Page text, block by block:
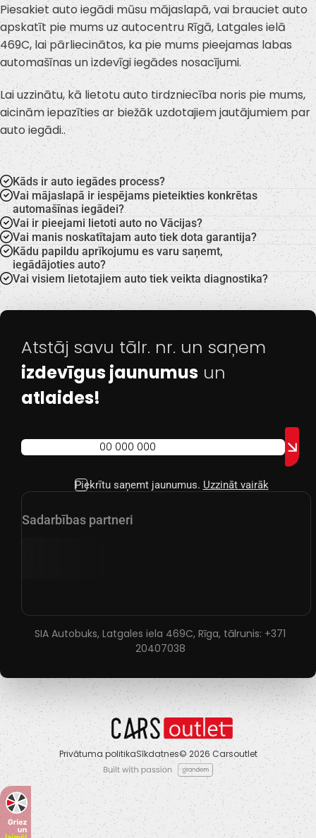
Piesakiet auto iegādi mūsu mājaslapā, vai brauciet auto
apskatīt pie mums uz autocentru Rīgā, Latgales ielā
469C, lai pārliecinātos, ka pie mums pieejamas labas
automašīnas un izdevīgi iegādes nosacījumi.
Lai uzzinātu, kā lietotu auto tirdzniecība noris pie mums,
aicinām iepazīties ar biežāk uzdotajiem jautājumiem par
auto iegādi..
Kāds ir auto iegādes process?
Vai mājaslapā ir iespējams pieteikties konkrētas
automašīnas iegādei?
Vai ir pieejami lietoti auto no Vācijas?
Vai manis noskatītajam auto tiek dota garantija?
Kādu papildu aprīkojumu es varu saņemt,
iegādājoties auto?
Vai visiem lietotajiem auto tiek veikta diagnostika?
Atstāj savu tālr. nr. un saņem
izdevīgus jaunumus un
atlaides!
Piekrītu saņemt jaunumus. Uzzināt vairāk
Sadarbības partneri
SIA Autobuks, Latgales iela 469C, Rīga, tālrunis: +371
20407038
Privātuma politikaSīkdatnes© 2026 Carsoutlet